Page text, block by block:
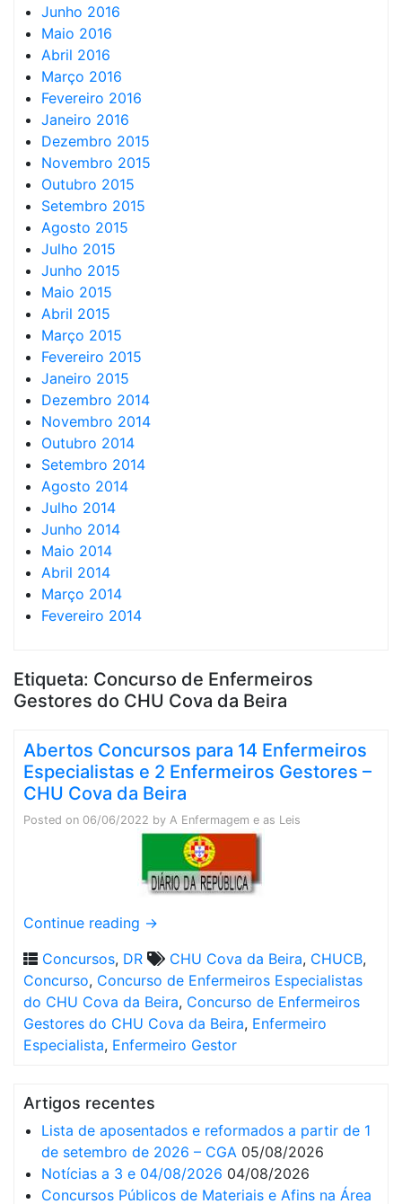
Junho 2016
Maio 2016
Abril 2016
Março 2016
Fevereiro 2016
Janeiro 2016
Dezembro 2015
Novembro 2015
Outubro 2015
Setembro 2015
Agosto 2015
Julho 2015
Junho 2015
Maio 2015
Abril 2015
Março 2015
Fevereiro 2015
Janeiro 2015
Dezembro 2014
Novembro 2014
Outubro 2014
Setembro 2014
Agosto 2014
Julho 2014
Junho 2014
Maio 2014
Abril 2014
Março 2014
Fevereiro 2014
Etiqueta: Concurso de Enfermeiros
Gestores do CHU Cova da Beira
Abertos Concursos para 14 Enfermeiros
Especialistas e 2 Enfermeiros Gestores –
CHU Cova da Beira
Posted on 06/06/2022 by A Enfermagem e as Leis
Continue reading →
Concursos, DR CHU Cova da Beira, CHUCB,
Concurso, Concurso de Enfermeiros Especialistas
do CHU Cova da Beira, Concurso de Enfermeiros
Gestores do CHU Cova da Beira, Enfermeiro
Especialista, Enfermeiro Gestor
Artigos recentes
Lista de aposentados e reformados a partir de 1
de setembro de 2026 – CGA 05/08/2026
Notícias a 3 e 04/08/2026 04/08/2026
Concursos Públicos de Materiais e Afins na Área